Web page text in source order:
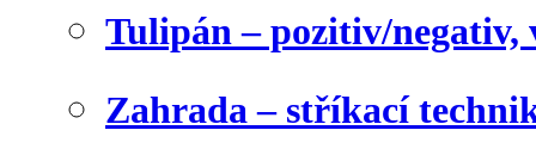
Tulipán – pozitiv/negativ,
Zahrada – stříkací